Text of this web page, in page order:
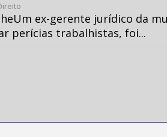
ex-gerente jurídico da
perícias trabalhistas, foi...